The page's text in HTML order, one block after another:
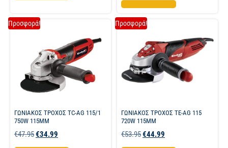
Προσθήκη στο καλάθι
Προσφορά!
ΓΩΝΙΑΚΟΣ ΤΡΟΧΟΣ TC-AG 115/1
750W 115MM
€47.95€34.99
Προσφορά!
ΓΩΝΙΑΚΟΣ ΤΡΟΧΟΣ TE-AG 115
720W 115MM
€53.95€44.99